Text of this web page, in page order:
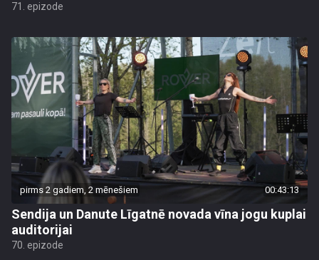
71. epizode
pirms 2 gadiem, 2 mēnešiem 00:43:13
Sendija un Danute Līgatnē novada vīna jogu kuplai
auditorijai
70. epizode